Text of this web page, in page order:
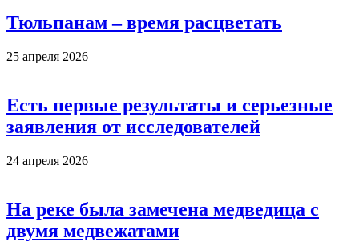
Тюльпанам – время расцветать
25 апреля 2026
Есть первые результаты и серьезные
заявления от исследователей
24 апреля 2026
На реке была замечена медведица с
двумя медвежатами